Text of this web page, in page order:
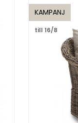
KAMPANJ
till 16/8